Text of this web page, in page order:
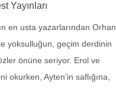
Yayınları
en usta yazarlarından Orhan
yoksulluğun, geçim derdinin
önüne seriyor. Erol ve
okurken, Ayten’in saflığına,